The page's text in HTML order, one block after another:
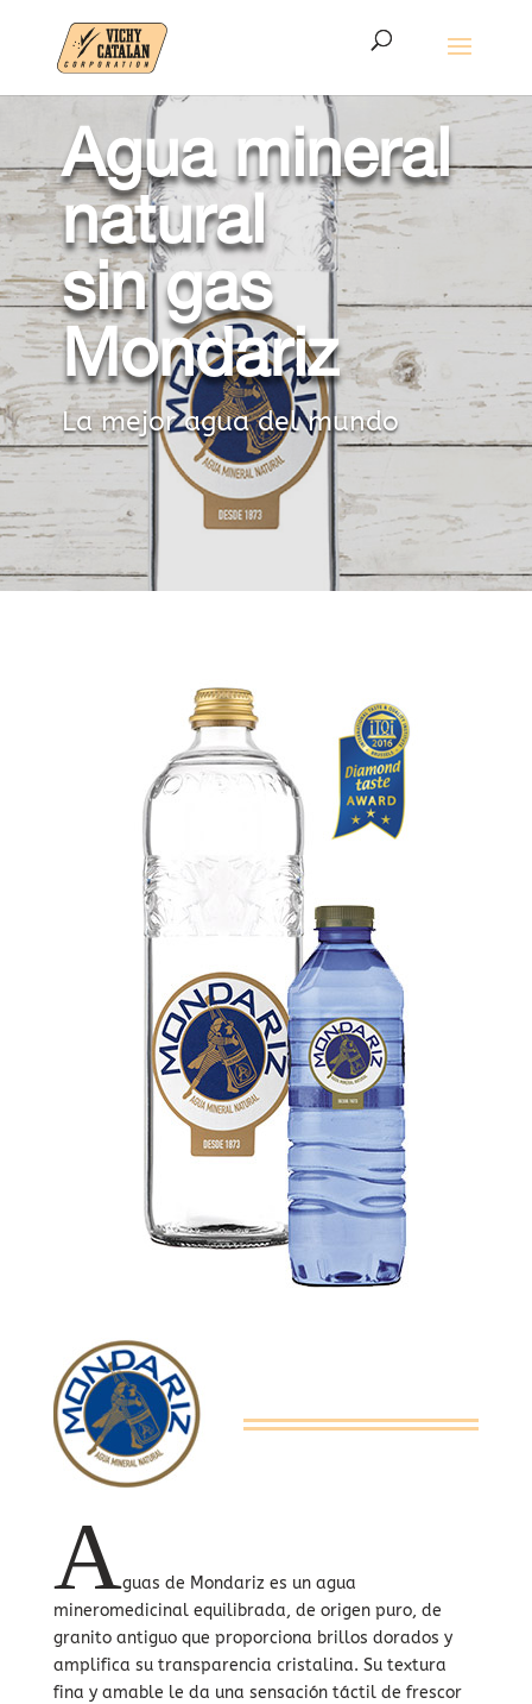
Agua mineral
natural
sin gas
Mondariz
La mejor agua del mundo
Aguas de Mondariz es un agua
mineromedicinal equilibrada, de origen puro, de
granito antiguo que proporciona brillos dorados y
amplifica su transparencia cristalina. Su textura
fina y amable le da una sensación táctil de frescor